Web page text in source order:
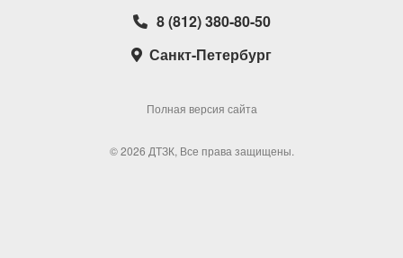
Возврат билетов
Новости
Театральные кассы
Наши партнеры
Школьная программа
Избранное
8 (812) 380-80-50
Санкт-Петербург
Полная версия сайта
© 2026 ДТЗК, Все права защищены.